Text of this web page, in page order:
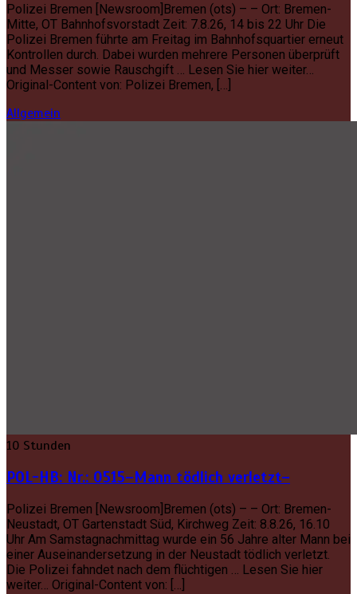
Polizei Bremen [Newsroom]Bremen (ots) – – Ort: Bremen-
Mitte, OT Bahnhofsvorstadt Zeit: 7.8.26, 14 bis 22 Uhr Die
Polizei Bremen führte am Freitag im Bahnhofsquartier erneut
Kontrollen durch. Dabei wurden mehrere Personen überprüft
und Messer sowie Rauschgift … Lesen Sie hier weiter…
Original-Content von: Polizei Bremen, […]
Allgemein
10 Stunden
POL-HB: Nr.: 0515–Mann tödlich verletzt–
Polizei Bremen [Newsroom]Bremen (ots) – – Ort: Bremen-
Neustadt, OT Gartenstadt Süd, Kirchweg Zeit: 8.8.26, 16.10
Uhr Am Samstagnachmittag wurde ein 56 Jahre alter Mann bei
einer Auseinandersetzung in der Neustadt tödlich verletzt.
Die Polizei fahndet nach dem flüchtigen … Lesen Sie hier
weiter… Original-Content von: […]